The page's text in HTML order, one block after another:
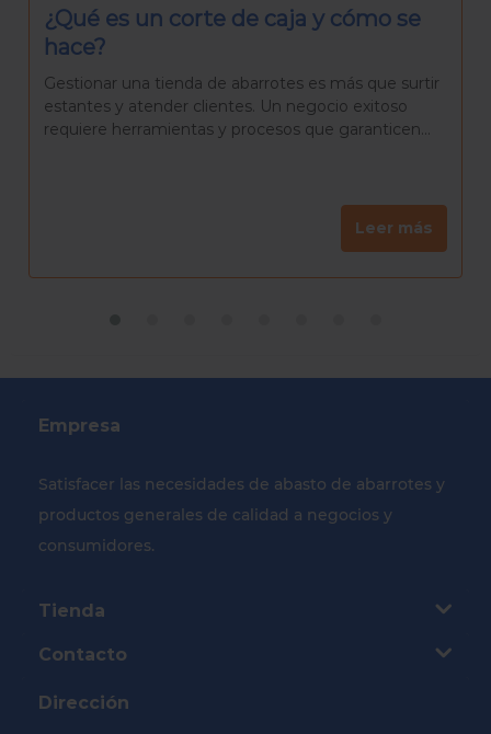
¿Qué necesitas para preparar una
Rosca de Reyes casera?
La Rosca de Reyes es mucho más que un pan
delicioso. Es una tradición que reúne a familiares y
amigos para celebrar el día de Reyes, una...
Leer más
Empresa
Satisfacer las necesidades de abasto de abarrotes y
productos generales de calidad a negocios y
consumidores.
Tienda
Contacto
Dirección